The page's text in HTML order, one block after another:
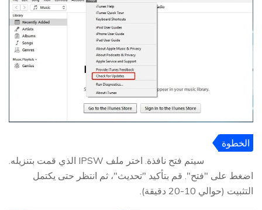
الخطوة
سيتم فتح نافذة. اختر ملف IPSW الذي قمت بتنزيله.
اضغط على "فتح". قم بتأكيد "تحديث"، ثم انتظر حتى يكتمل
التثبيت (حوالي 10-20 دقيقة).